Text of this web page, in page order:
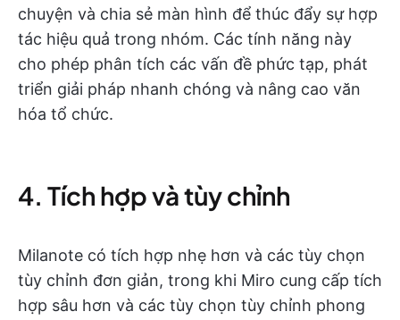
chuyện và chia sẻ màn hình để thúc đẩy sự hợp
tác hiệu quả trong nhóm. Các tính năng này
cho phép phân tích các vấn đề phức tạp, phát
triển giải pháp nhanh chóng và nâng cao văn
hóa tổ chức.
4. Tích hợp và tùy chỉnh
Milanote có tích hợp nhẹ hơn và các tùy chọn
tùy chỉnh đơn giản, trong khi Miro cung cấp tích
hợp sâu hơn và các tùy chọn tùy chỉnh phong